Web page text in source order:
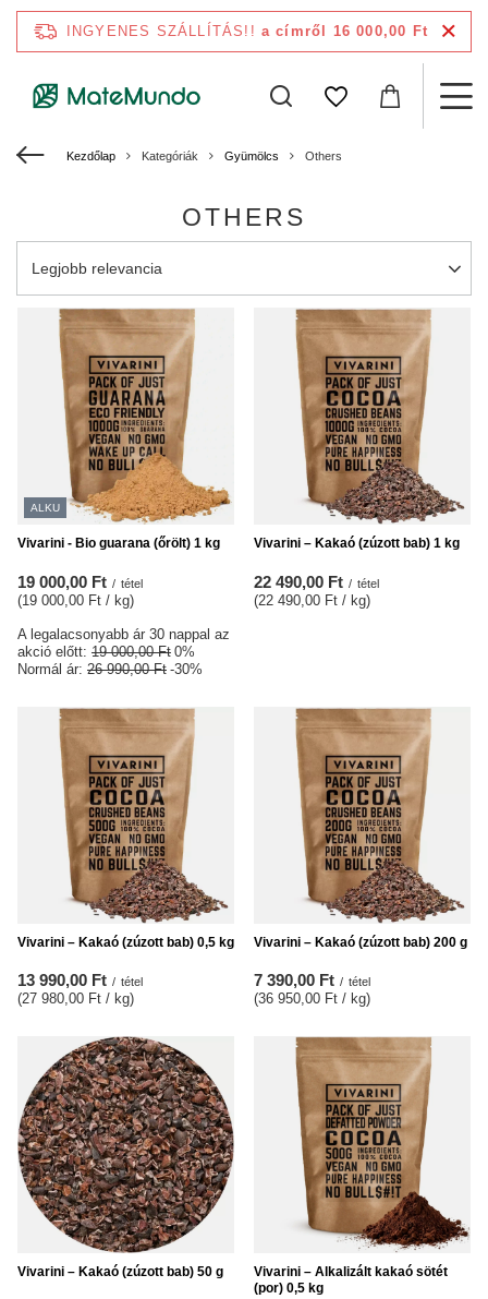
INGYENES SZÁLLÍTÁS!! a címről 16 000,00 Ft
Kezdőlap Kategóriák Gyümölcs Others
OTHERS
A rendezés megváltoztatása
Legjobb relevancia
ALKU
Vivarini - Bio guarana (őrölt) 1 kg
19 000,00 Ft / tétel
(19 000,00 Ft / kg)
A legalacsonyabb ár 30 nappal az
akció előtt: 19 000,00 Ft 0%
Normál ár: 26 990,00 Ft -30%
Vivarini – Kakaó (zúzott bab) 1 kg
22 490,00 Ft / tétel
(22 490,00 Ft / kg)
Vivarini – Kakaó (zúzott bab) 0,5 kg
13 990,00 Ft / tétel
(27 980,00 Ft / kg)
Vivarini – Kakaó (zúzott bab) 200 g
7 390,00 Ft / tétel
(36 950,00 Ft / kg)
Vivarini – Kakaó (zúzott bab) 50 g
Vivarini – Alkalizált kakaó sötét
(por) 0,5 kg